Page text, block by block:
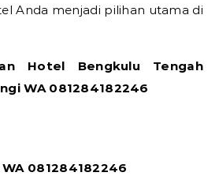
Anda menjadi pilihan utama di
Hotel Bengkulu Tengah
WA 081284182246
081284182246